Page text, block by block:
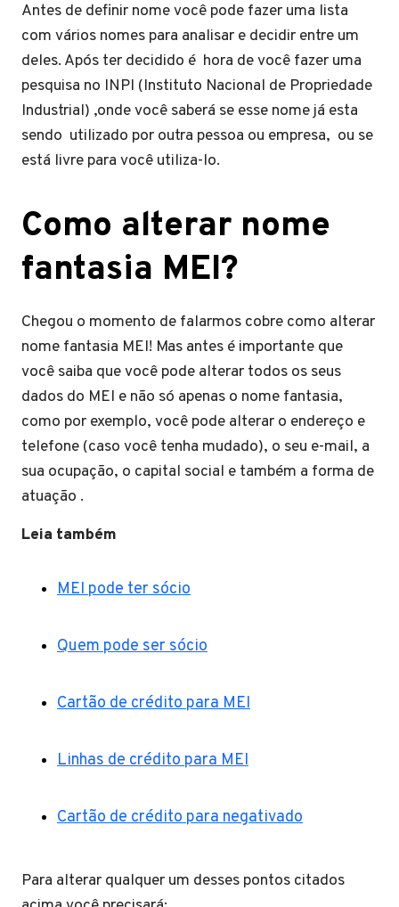
Antes de definir nome você pode fazer uma lista
com vários nomes para analisar e decidir entre um
deles. Após ter decidido é hora de você fazer uma
pesquisa no INPI (Instituto Nacional de Propriedade
Industrial) ,onde você saberá se esse nome já esta
sendo utilizado por outra pessoa ou empresa, ou se
está livre para você utiliza-lo.
Como alterar nome
fantasia MEI?
Chegou o momento de falarmos cobre como alterar
nome fantasia MEI! Mas antes é importante que
você saiba que você pode alterar todos os seus
dados do MEI e não só apenas o nome fantasia,
como por exemplo, você pode alterar o endereço e
telefone (caso você tenha mudado), o seu e-mail, a
sua ocupação, o capital social e também a forma de
atuação .
Leia também
MEI pode ter sócio
Quem pode ser sócio
Cartão de crédito para MEI
Linhas de crédito para MEI
Cartão de crédito para negativado
Para alterar qualquer um desses pontos citados